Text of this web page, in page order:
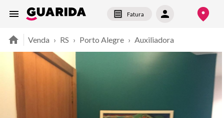
Fatura
Venda › RS › Porto Alegre › Auxiliadora